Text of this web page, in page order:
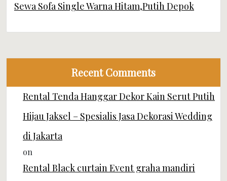
Sewa Sofa Single Warna Hitam,Putih Depok
Recent Comments
Rental Tenda Hanggar Dekor Kain Serut Putih
Hijau Jaksel – Spesialis Jasa Dekorasi Wedding
di Jakarta
on
Rental Black curtain Event graha mandiri